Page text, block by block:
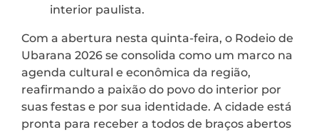
interior paulista.
Com a abertura nesta quinta-feira, o Rodeio de
Ubarana 2026 se consolida como um marco na
agenda cultural e econômica da região,
reafirmando a paixão do povo do interior por
suas festas e por sua identidade. A cidade está
pronta para receber a todos de braços abertos